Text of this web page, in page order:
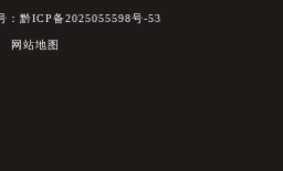
：黔ICP备2025055598号-53
网站地图